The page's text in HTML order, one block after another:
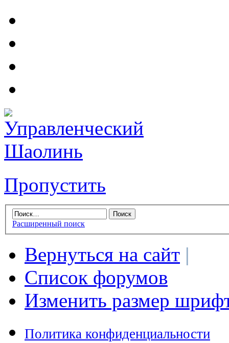
Пропустить
Расширенный поиск
Вернуться на сайт |
Список форумов
Изменить размер
Политика конфиденциальности